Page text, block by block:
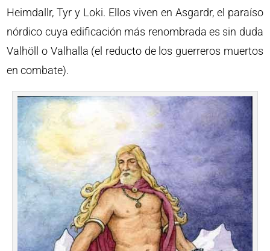
Heimdallr, Tyr y Loki. Ellos viven en Asgardr, el paraíso
nórdico cuya edificación más renombrada es sin duda
Valhöll o Valhalla (el reducto de los guerreros muertos
en combate).